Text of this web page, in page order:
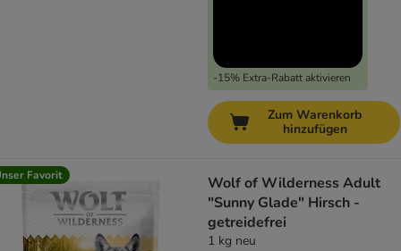
-15% Extra-Rabatt aktivieren
Zum Warenkorb
hinzufügen
Favorit
Wolf of Wilderness Adult
"Sunny Glade" Hirsch -
getreidefrei
1 kg neu